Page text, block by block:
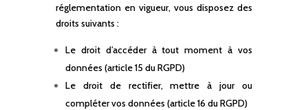
réglementation en vigueur, vous disposez des
droits suivants :
Le droit d’accéder à tout moment à vos
données (article 15 du RGPD)
Le droit de rectifier, mettre à jour ou
compléter vos données (article 16 du RGPD)